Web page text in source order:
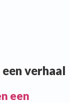
verhaal
een